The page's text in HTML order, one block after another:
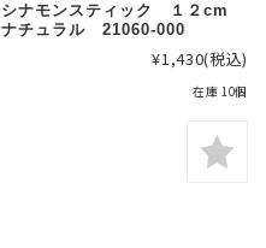
シナモンスティック １２cm
ナチュラル 21060-000
¥1,430(税込)
在庫 10個